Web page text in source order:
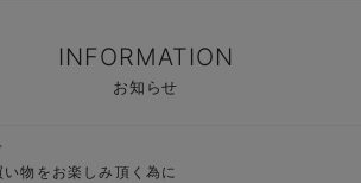
INFORMATION
お知らせ
物をお楽しみ頂く為に